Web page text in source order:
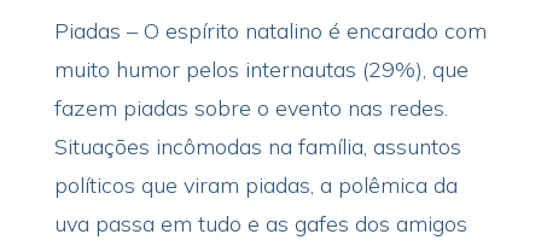
Piadas – O espírito natalino é encarado com
muito humor pelos internautas (29%), que
fazem piadas sobre o evento nas redes.
Situações incômodas na família, assuntos
políticos que viram piadas, a polêmica da
uva passa em tudo e as gafes dos amigos